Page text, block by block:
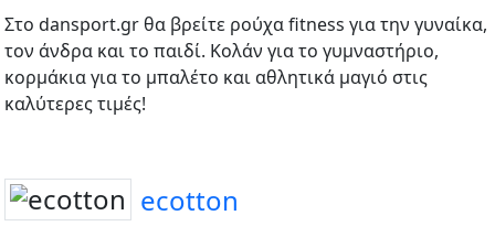
Στο dansport.gr θα βρείτε ρούχα fitness για την γυναίκα,
τον άνδρα και το παιδί. Κολάν για το γυμναστήριο,
κορμάκια για το μπαλέτο και αθλητικά μαγιό στις
καλύτερες τιμές!
ecotton